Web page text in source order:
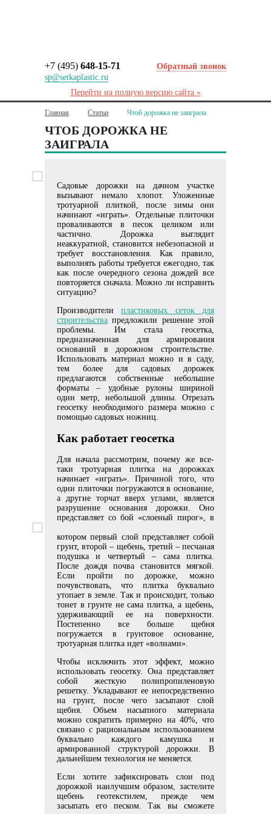
+7 (495) 648-15-71
sp@setkaplastic.ru
Обратный звонок
Перейти на полную версию сайта »
Главная Статьи Чтоб дорожка не заиграла
ЧТОБ ДОРОЖКА НЕ
ЗАИГРАЛА
Садовые дорожки на дачном участке
вызывают немало хлопот. Уложенные
тротуарной плиткой, после зимы они
начинают «играть». Отдельные плиточки
проваливаются в песок целиком или
частично. Дорожка выглядит
неаккуратной, становится небезопасной и
требует восстановления. Как правило,
выполнять работы требуется ежегодно, так
как после очередного сезона дождей все
повторяется сначала. Можно ли исправить
ситуацию?
Производителипластиковых сеток для
строительства предложили решение этой
проблемы. Им стала геосетка,
предназначенная для армирования
оснований в дорожном строительстве.
Использовать материал можно и в саду,
тем более для садовых дорожек
предлагаются собственные небольшие
форматы – удобные рулоны шириной
один метр, небольшой длины. Отрезать
геосетку необходимого размера можно с
помощью садовых ножниц.
Как работает геосетка
Для начала рассмотрим, почему же все-
таки тротуарная плитка на дорожках
начинает «играть». Причиной того, что
одни плиточки погружаются в основание,
а другие торчат вверх углами, является
разрушение основания дорожки. Оно
представляет со бой «слоеный пирог», в
котором первый слой представляет собой
грунт, второй – щебень, третий – песчаная
подушка и четвертый – сама плитка.
После дождя почва становится мягкой.
Если пройти по дорожке, можно
почувствовать, что плитка буквально
утопает в земле. Так и происходит, только
тонет в грунте не сама плитка, а щебень,
удерживающий ее на поверхности.
Постепенно все больше щебня
погружается в грунтовое основание,
тротуарная плитка идет «волнами».
Чтобы исключить этот эффект, можно
использовать геосетку. Она представляет
собой жесткую полипропиленовую
решетку. Укладывают ее непосредственно
на грунт, после чего засыпают слой
щебня. Объем насыпного материала
можно сократить примерно на 40%, что
связано с рациональным использованием
буквально каждого камушка и
армированной структурой дорожки. В
дальнейшем технология не меняется.
Если хотите зафиксировать слои под
дорожкой наилучшим образом, застелите
щебень геотекстилем, прежде чем
засыпать его песком. Так вы сможете